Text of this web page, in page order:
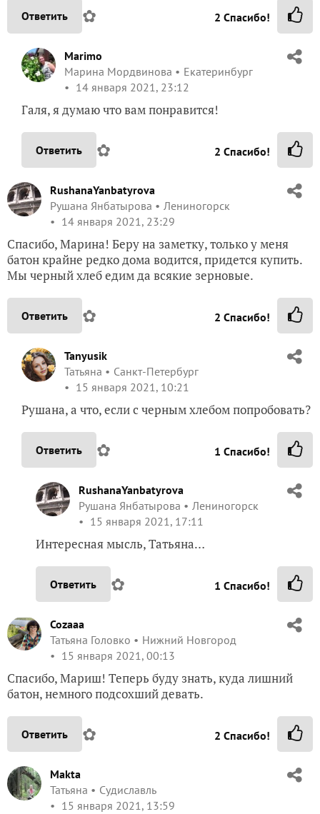
Ответить ✿ 2 Спасибо!
Marimo
Марина Мордвинова
Екатеринбург
14 января 2021, 23:12
Галя, я думаю что вам понравится!
Ответить ✿ 2 Спасибо!
RushanaYanbatyrova
Рушана Янбатырова
Лениногорск
14 января 2021, 23:29
Спасибо, Марина! Беру на заметку, только у меня
батон крайне редко дома водится, придется купить.
Мы черный хлеб едим да всякие зерновые.
Ответить ✿ 2 Спасибо!
Tanyusik
Татьяна
Санкт-Петербург
15 января 2021, 10:21
Рушана, а что, если с черным хлебом попробовать?
Ответить ✿ 1 Спасибо!
RushanaYanbatyrova
Рушана Янбатырова
Лениногорск
15 января 2021, 17:11
Интересная мысль, Татьяна…
Ответить ✿ 1 Спасибо!
Cozaaa
Татьяна Головко
Нижний Новгород
15 января 2021, 00:13
Спасибо, Мариш! Теперь буду знать, куда лишний
батон, немного подсохший девать.
Ответить ✿ 2 Спасибо!
Makta
Татьяна
Судиславль
15 января 2021, 13:59